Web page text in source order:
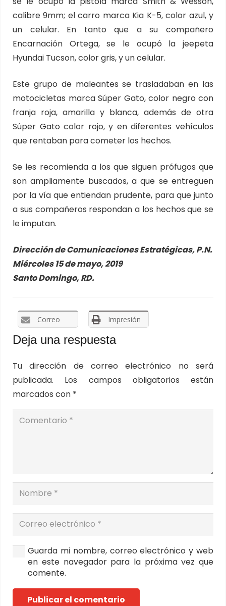
calibre 9mm; el carro marca Kia K-5, color azul, y
un celular. En tanto que a su compañero
Encarnación Ortega, se le ocupó la jeepeta
Hyundai Tucson, color gris, y un celular.
Este grupo de maleantes se trasladaban en las
motocicletas marca Súper Gato, color negro con
franja roja, amarilla y blanca, además de otra
Súper Gato color rojo, y en diferentes vehículos
que rentaban para cometer los hechos.
Se les recomienda a los que siguen prófugos que
son ampliamente buscados, a que se entreguen
por la vía que entiendan prudente, para que junto
a sus compañeros respondan a los hechos que se
le imputan.
Dirección de Comunicaciones Estratégicas, P.N.
Miércoles 15 de mayo, 2019
Santo Domingo, RD.
Correo Impresión
Deja una respuesta
Tu dirección de correo electrónico no será
publicada.
Los campos obligatorios están
marcados con *
Guarda mi nombre, correo electrónico y web
en este navegador para la próxima vez que
comente.
Publicar el comentario